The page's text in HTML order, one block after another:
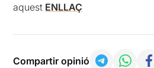
aquest ENLLAÇ
Compartir opinió